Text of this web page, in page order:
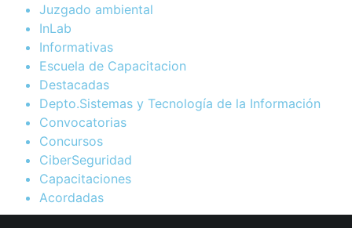
Juzgado ambiental
InLab
Informativas
Escuela de Capacitacion
Destacadas
Depto.Sistemas y Tecnología de la Información
Convocatorias
Concursos
CiberSeguridad
Capacitaciones
Acordadas